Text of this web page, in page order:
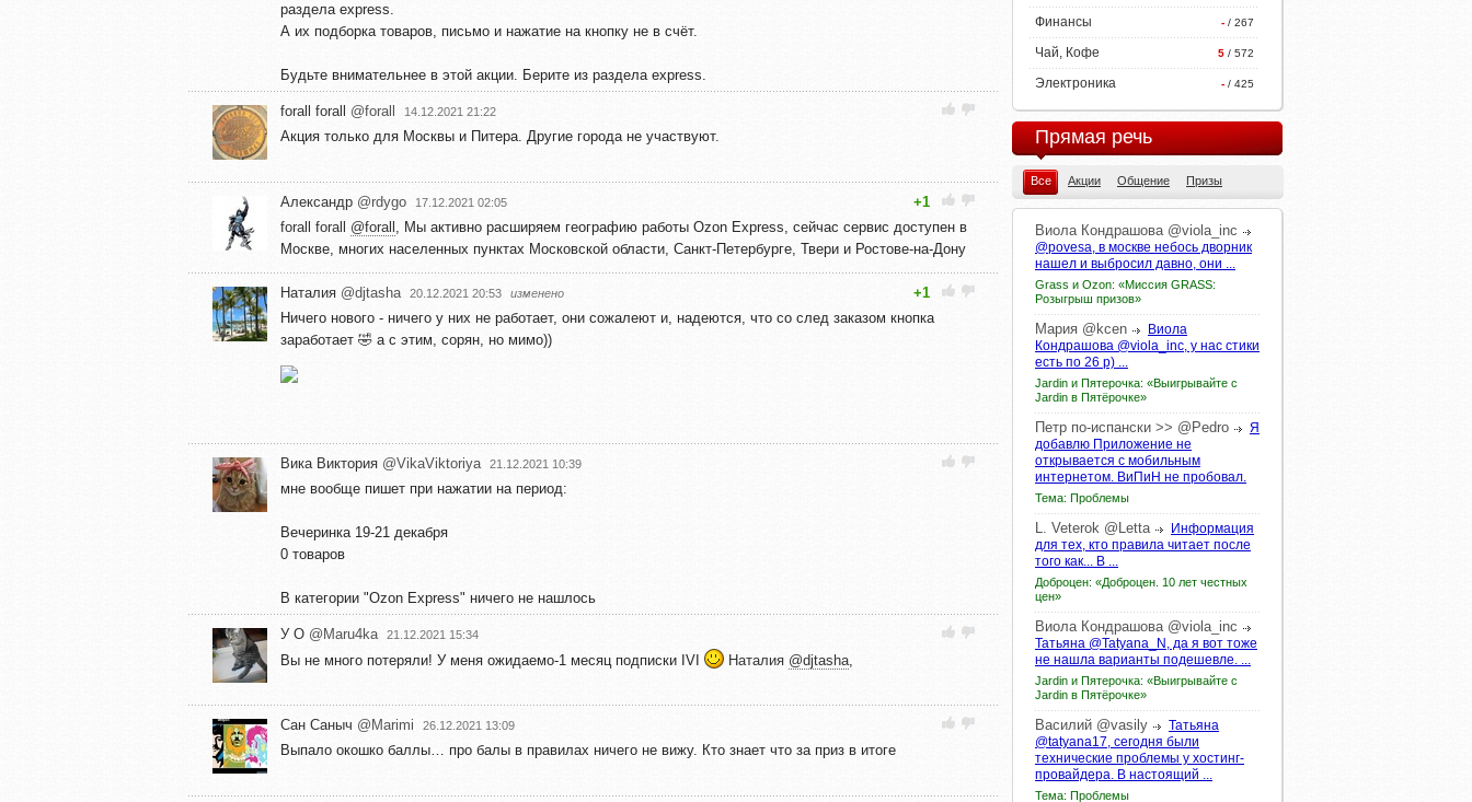
раздела express.
А их подборка товаров, письмо и нажатие на кнопку не в счёт.
Будьте внимательнее в этой акции. Берите из раздела express.
forall forall @forall 14.12.2021 21:22
Акция только для Москвы и Питера. Другие города не участвуют.
Александр @rdygo 17.12.2021 02:05
+1
forall forall @forall , Мы активно расширяем географию работы Ozon Express, сейчас сервис доступен в
Москве, многих населенных пунктах Московской области, Санкт-Петербурге, Твери и Ростове-на-Дону
Наталия @djtasha 20.12.2021 20:53 изменено
+1
Ничего нового - ничего у них не работает, они сожалеют и, надеются, что со след заказом кнопка
заработает 🤣 а с этим, сорян, но мимо))
Вика Виктория @VikaViktoriya 21.12.2021 10:39
мне вообще пишет при нажатии на период:
Вечеринка 19-21 декабря
0 товаров
В категории "Ozon Express" ничего не нашлось
У О @Maru4ka 21.12.2021 15:34
Вы не много потеряли! У меня ожидаемо-1 месяц подписки IVI Наталия @djtasha,
Сан Саныч @Marimi 26.12.2021 13:09
Выпало окошко баллы… про балы в правилах ничего не вижу. Кто знает что за приз в итоге
- / 267
Финансы
5 / 572
Чай, Кофе
- / 425
Электроника
Прямая речь
Все Акции Общение Призы
Виола Кондрашова @viola_inc
@povesa, в москве небось дворник
нашел и выбросил давно, они ...
Grass и Ozon: «Миссия GRASS:
Розыгрыш призов»
Мария @kcen
Виола
Кондрашова @viola_inc, у нас стики
есть по 26 р) ...
Jardin и Пятерочка: «Выигрывайте с
Jardin в Пятёрочке»
Петр по-испански >> @Pedro
Я
добавлю Приложение не
открывается с мобильным
интернетом. ВиПиН не пробовал.
Тема: Проблемы
L. Veterok @Letta
Информация
для тех, кто правила читает после
того как... В ...
Доброцен: «Доброцен. 10 лет честных
цен»
Виола Кондрашова @viola_inc
Татьяна @Tatyana_N, да я вот тоже
не нашла варианты подешевле. ...
Jardin и Пятерочка: «Выигрывайте с
Jardin в Пятёрочке»
Василий @vasily
Татьяна
@tatyana17, сегодня были
технические проблемы у хостинг-
провайдера. В настоящий ...
Тема: Проблемы